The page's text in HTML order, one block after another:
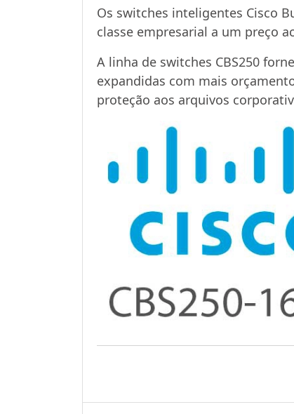
Os switches inteligentes Cisco
classe empresarial a um preço
A linha de switches CBS250
expandidas com mais
proteção aos arquivos